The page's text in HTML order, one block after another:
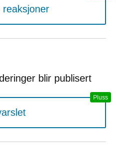
reaksjoner
blir publisert